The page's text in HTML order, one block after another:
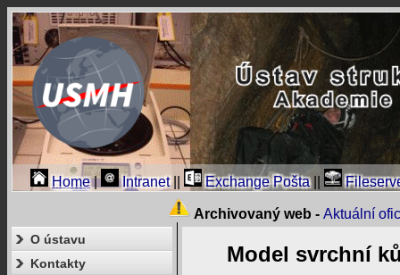
Home| Intranet|| Exchange Pošta
Archivovaný web - Aktuální
O ústavu
Kontakty
Model svrchní